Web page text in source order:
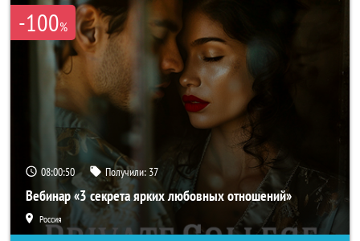
-100%
08:00:48 Получили: 37
Вебинар «3 секрета ярких любовных отношений»
Россия